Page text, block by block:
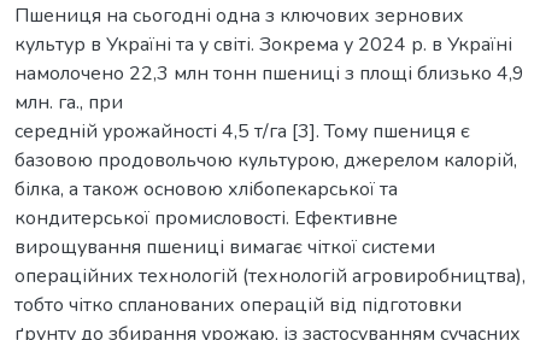
Пшениця на сьогодні одна з ключових зернових
культур в Україні та у світі. Зокрема у 2024 р. в Україні
намолочено 22,3 млн тонн пшениці з площі близько 4,9
млн. га., при
середній урожайності 4,5 т/га [3]. Тому пшениця є
базовою продовольчою культурою, джерелом калорій,
білка, а також основою хлібопекарської та
кондитерської промисловості. Ефективне
вирощування пшениці вимагає чіткої системи
операційних технологій (технологій агровиробництва),
тобто чітко спланованих операцій від підготовки
ґрунту до збирання урожаю, із застосуванням сучасних